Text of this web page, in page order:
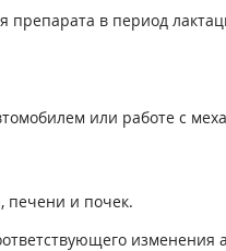
в период
или работе с
печени и почек.
изменения